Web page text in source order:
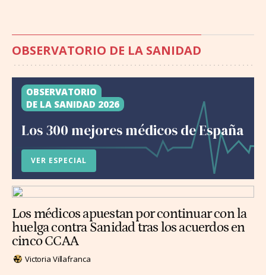
OBSERVATORIO DE LA SANIDAD
OBSERVATORIO
DE LA SANIDAD 2026
Los 300 mejores médicos de España
VER ESPECIAL
Los médicos apuestan por continuar con la
huelga contra Sanidad tras los acuerdos en
cinco CCAA
Victoria Villafranca